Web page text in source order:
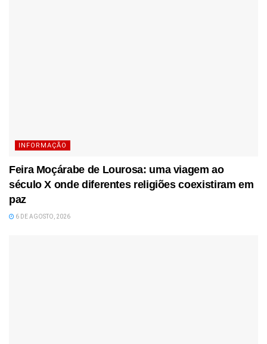
INFORMAÇÃO
Feira Moçárabe de Lourosa: uma viagem ao
século X onde diferentes religiões coexistiram em
paz
6 DE AGOSTO, 2026